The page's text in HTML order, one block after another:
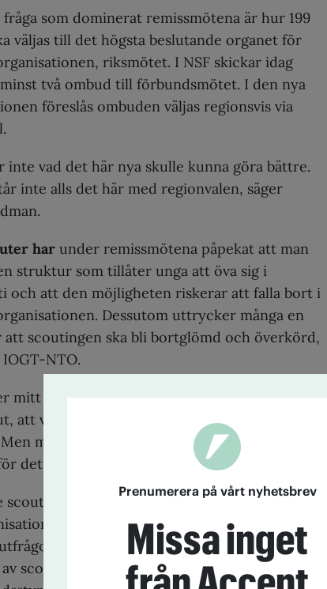
fråga som dominerat remissmötena är hur 199
väljas till det högsta beslutande organet för
riksmötet. I NSF skickar idag
två ombud till förbundsmötet. I den nya
föreslås ombuden väljas regionsvis via
inte vad det här nya skulle kunna göra bättre.
inte alls det här med regionvalen, säger
har under remissmötena påpekat att man
struktur som tillåter unga att öva sig i
och att den möjligheten riskerar att falla bort i
Dessutom uttrycker många en
att scoutingen ska bli bortglömd och överkörd,
NTO.
mitt hår för att förklara att det inte kommer se
att vi själva kommer sitta i de beslutande
man ser inte att en samlad rörelse blir
det de håller på med.
scouterna mer inflytande över scoutingen i den
föreslås en scoutkommitté som ska
och fördela pengar till kårer. Kommittén
av scouter och nomineras av scouter – men väljs
Prenumerera på vårt nyhetsbrev
Missa inget